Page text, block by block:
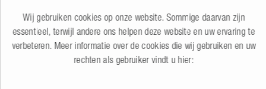
Wij gebruiken cookies op onze website. Sommige daarvan zijn
essentieel, terwijl andere ons helpen deze website en uw ervaring te
verbeteren. Meer informatie over de cookies die wij gebruiken en uw
rechten als gebruiker vindt u hier: